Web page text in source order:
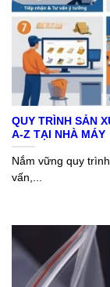
QUY TRÌNH SẢN
A-Z TẠI NHÀ MÁY
Nắm vững quy
vấn,...